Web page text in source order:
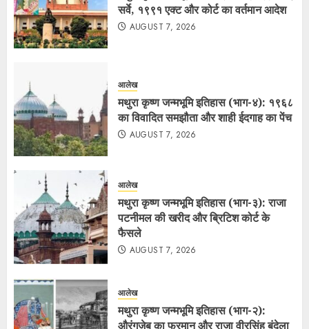
सर्वे, १९९१ एक्ट और कोर्ट का वर्तमान आदेश
AUGUST 7, 2026
आलेख
मथुरा कृष्ण जन्मभूमि इतिहास (भाग-४): १९६८
का विवादित समझौता और शाही ईदगाह का पेंच
AUGUST 7, 2026
आलेख
मथुरा कृष्ण जन्मभूमि इतिहास (भाग-३): राजा
पटनीमल की खरीद और ब्रिटिश कोर्ट के
फैसले
AUGUST 7, 2026
आलेख
मथुरा कृष्ण जन्मभूमि इतिहास (भाग-२):
औरंगज़ेब का फरमान और राजा वीरसिंह बुंदेला